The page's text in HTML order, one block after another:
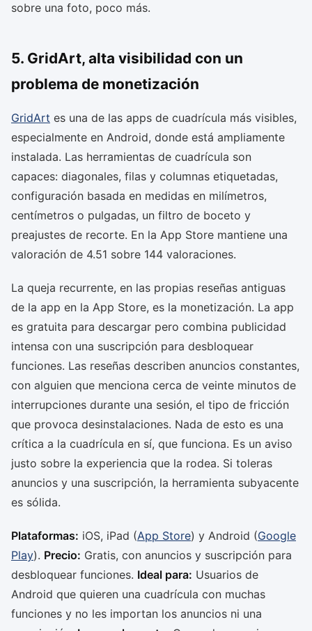
sobre una foto, poco más.
5. GridArt, alta visibilidad con un
problema de monetización
GridArt es una de las apps de cuadrícula más visibles,
especialmente en Android, donde está ampliamente
instalada. Las herramientas de cuadrícula son
capaces: diagonales, filas y columnas etiquetadas,
configuración basada en medidas en milímetros,
centímetros o pulgadas, un filtro de boceto y
preajustes de recorte. En la App Store mantiene una
valoración de 4.51 sobre 144 valoraciones.
La queja recurrente, en las propias reseñas antiguas
de la app en la App Store, es la monetización. La app
es gratuita para descargar pero combina publicidad
intensa con una suscripción para desbloquear
funciones. Las reseñas describen anuncios constantes,
con alguien que menciona cerca de veinte minutos de
interrupciones durante una sesión, el tipo de fricción
que provoca desinstalaciones. Nada de esto es una
crítica a la cuadrícula en sí, que funciona. Es un aviso
justo sobre la experiencia que la rodea. Si toleras
anuncios y una suscripción, la herramienta subyacente
es sólida.
Plataformas: iOS, iPad (App Store) y Android (Google
Play). Precio: Gratis, con anuncios y suscripción para
desbloquear funciones. Ideal para: Usuarios de
Android que quieren una cuadrícula con muchas
funciones y no les importan los anuncios ni una